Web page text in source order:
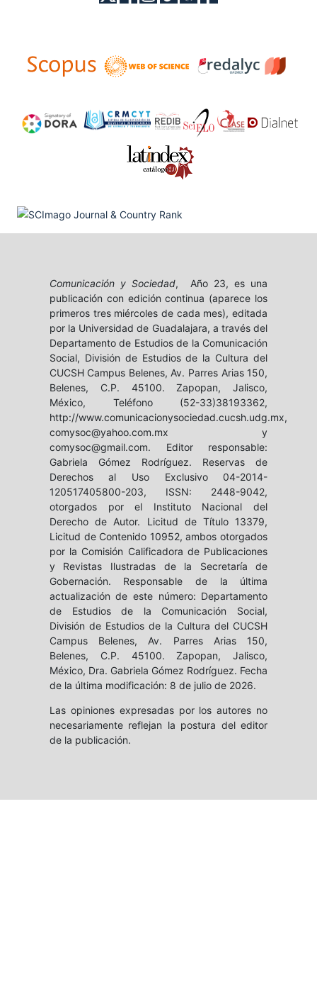
Comunicación y Sociedad, Año 23, es una
publicación con edición continua (aparece los
primeros tres miércoles de cada mes), editada
por la Universidad de Guadalajara, a través del
Departamento de Estudios de la Comunicación
Social, División de Estudios de la Cultura del
CUCSH Campus Belenes, Av. Parres Arias 150,
Belenes, C.P. 45100. Zapopan, Jalisco,
México, Teléfono (52-33)38193362,
http://www.comunicacionysociedad.cucsh.udg.mx,
comysoc@yahoo.com.mx y
comysoc@gmail.com. Editor responsable:
Gabriela Gómez Rodríguez. Reservas de
Derechos al Uso Exclusivo 04-2014-
120517405800-203, ISSN: 2448-9042,
otorgados por el Instituto Nacional del
Derecho de Autor. Licitud de Título 13379,
Licitud de Contenido 10952, ambos otorgados
por la Comisión Calificadora de Publicaciones
y Revistas Ilustradas de la Secretaría de
Gobernación. Responsable de la última
actualización de este número: Departamento
de Estudios de la Comunicación Social,
División de Estudios de la Cultura del CUCSH
Campus Belenes, Av. Parres Arias 150,
Belenes, C.P. 45100. Zapopan, Jalisco,
México, Dra. Gabriela Gómez Rodríguez. Fecha
de la última modificación: 8 de julio de 2026.
Las opiniones expresadas por los autores no
necesariamente reflejan la postura del editor
de la publicación.